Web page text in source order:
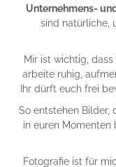
Unternehmens-
sind natürliche,
Mir ist wichtig,
arbeite ruhig,
Ihr dürft euch frei
So entstehen Bilder,
in euren
Fotografie ist für